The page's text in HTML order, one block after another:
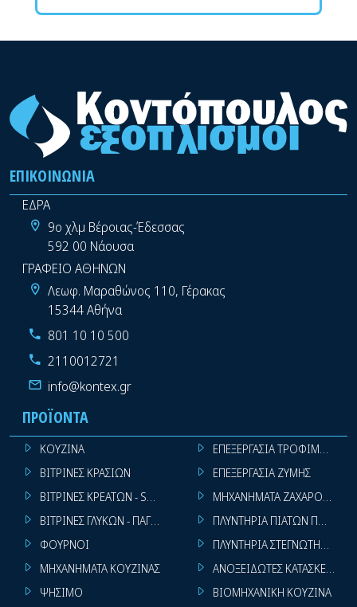
ΕΠΙΚΟΙΝΩΝΊΑ
ΕΔΡΑ
9ο χλμ Βέροιας-Έδεσσας
592 00 Νάουσα
ΓΡΑΦΕΙΟ ΑΘΗΝΩΝ
Λεωφ. Μαραθώνος 110, Γέρακας
15344 Αθήνα
801 10 10 500
2110012721
info@kontex.gr
ΠΡΟΪΌΝΤΑ
ΚΟΥΖΙΝΑ
ΒΙΤΡΙΝΕΣ ΚΡΑΣΙΩΝ
ΒΙΤΡΙΝΕΣ ΚΡΕΑΤΩΝ - SUPER MARKET
ΒΙΤΡΙΝΕΣ ΓΛΥΚΩΝ - ΠΑΓΩΤΩΝ
ΦΟΥΡΝΟΙ
ΜΗΧΑΝΗΜΑΤΑ ΚΟΥΖΙΝΑΣ
ΨΗΣΙΜΟ
ΕΠΕΞΕΡΓΑΣΙΑ ΤΡΟΦΙΜΩΝ
ΕΠΕΞΕΡΓΑΣΙΑ ΖΥΜΗΣ
ΜΗΧΑΝΗΜΑΤΑ
ΠΛΥΝΤΗΡΙΑ ΠΙΑΤΩΝ
ΠΛΥΝΤΗΡΙΑ ΣΤΕΓΝΩΤΗΡΙΑ
ΑΝΟΞΕΙΔΩΤΕΣ ΚΑΤΑΣΚΕΥΕΣ
ΒΙΟΜΗΧΑΝΙΚΗ ΚΟΥΖΙΝΑ